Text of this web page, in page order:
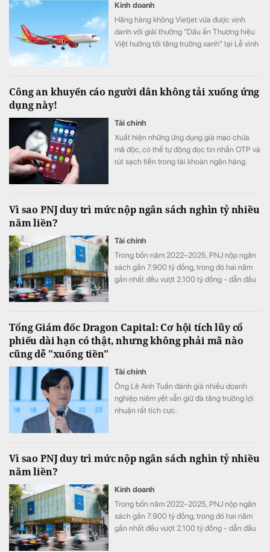
Kinh doanh
Hãng hàng không Vietjet vừa được vinh
danh với giải thưởng “Dấu ấn Thương hiệu
Việt hướng tới tăng trưởng xanh” tại Lễ vinh
Công an khuyến cáo người dân không tải xuống ứng
dụng này!
Tài chính
Xuất hiện những ứng dụng giả mạo chứa
mã độc, có thể tự động đọc tin nhắn OTP và
rút sạch tiền trong tài khoản ngân hàng.
Vì sao PNJ duy trì mức nộp ngân sách nghìn tỷ nhiều
năm liền?
Tài chính
Trong bốn năm 2022–2025, PNJ nộp ngân
sách gần 7.900 tỷ đồng, trong đó hai năm
gần nhất đều vượt 2.100 tỷ đồng - dẫn đầu
làm cùng những chương trình cộng đồng
được duy trì qua nhiều năm.
Tổng Giám đốc Dragon Capital: Cơ hội tích lũy cổ
phiếu dài hạn có thật, nhưng không phải mã nào
cũng dễ "xuống tiền"
Tài chính
Ông Lê Anh Tuấn đánh giá nhiều doanh
nghiệp niêm yết vẫn giữ đà tăng trưởng lợi
nhuận rất tích cực.
Vì sao PNJ duy trì mức nộp ngân sách nghìn tỷ nhiều
năm liền?
Kinh doanh
Trong bốn năm 2022–2025, PNJ nộp ngân
sách gần 7.900 tỷ đồng, trong đó hai năm
gần nhất đều vượt 2.100 tỷ đồng - dẫn đầu